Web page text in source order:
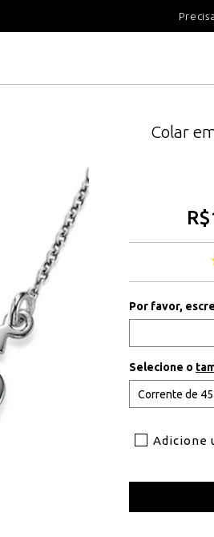
100 DIAS PARA DEVOLUÇÃO
Colar
R$
Por favor,
Selecione o
Adicione